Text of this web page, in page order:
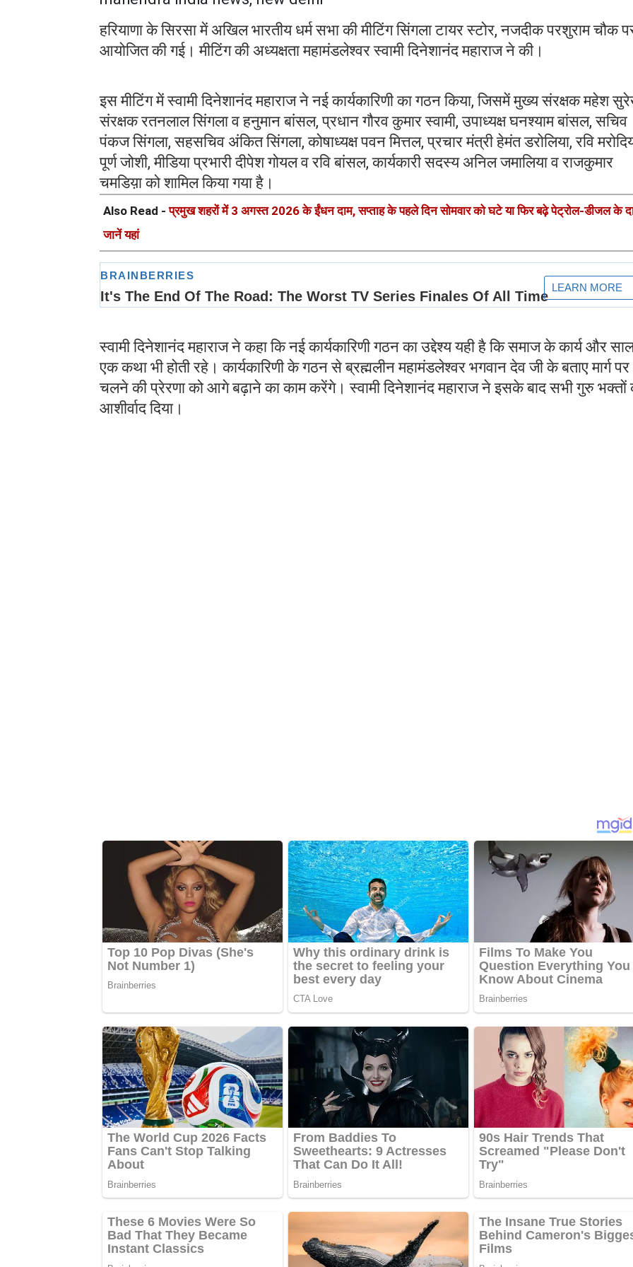
हरियाणा के सिरसा में अखिल भारतीय धर्म सभा की मीटिंग सिंगला टायर स्टोर, नजदीक परशुराम चौक
आयोजित की गई। मीटिंग की अध्यक्षता महामंडलेश्वर स्वामी दिनेशानंद महाराज ने की।
इस मीटिंग में स्वामी दिनेशानंद महाराज ने नई कार्यकारिणी का गठन किया, जिसमें मुख्य संरक्षक महेश
संरक्षक रतनलाल सिंगला व हनुमान बांसल, प्रधान गौरव कुमार स्वामी, उपाध्यक्ष घनश्याम बांसल, सचिव
पंकज सिंगला, सहसचिव अंकित सिंगला, कोषाध्यक्ष पवन मित्तल, प्रचार मंत्री हेमंत डरोलिया, रवि
पूर्ण जोशी, मीडिया प्रभारी दीपेश गोयल व रवि बांसल, कार्यकारी सदस्य अनिल जमालिया व राजकुमार
चमडिय़ा को शामिल किया गया है।
Also Read -प्रमुख शहरों में 3 अगस्त 2026 के ईंधन दाम, सप्ताह के पहले दिन सोमवार को घटे या फिर बढ़े पेट्रोल-डीजल के
जानें यहां
स्वामी दिनेशानंद महाराज ने कहा कि नई कार्यकारिणी गठन का उद्देश्य यही है कि समाज के कार्य और
एक कथा भी होती रहे। कार्यकारिणी के गठन से ब्रह्मलीन महामंडलेश्वर भगवान देव जी के बताए मार्ग पर
चलने की प्रेरणा को आगे बढ़ाने का काम करेंगे। स्वामी दिनेशानंद महाराज ने इसके बाद सभी गुरु भक्तों
आशीर्वाद दिया।